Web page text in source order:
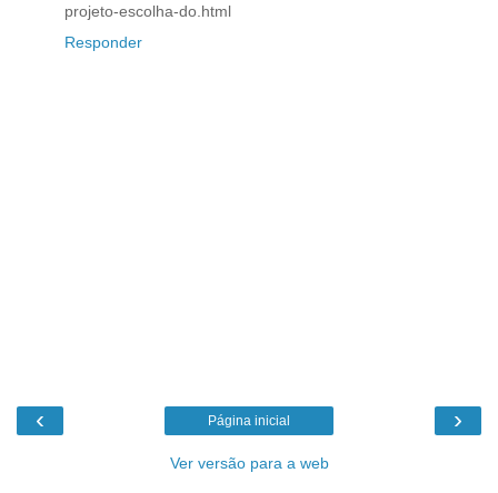
projeto-escolha-do.html
Responder
‹ ›
Página inicial
Ver versão para a web